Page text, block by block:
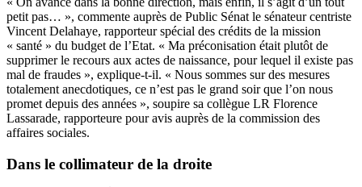
petit pas… », commente auprès de Public Sénat le sénateur centriste
Vincent Delahaye, rapporteur spécial des crédits de la mission
« santé » du budget de l’Etat. « Ma préconisation était plutôt de
supprimer le recours aux actes de naissance, pour lequel il existe pas
mal de fraudes », explique-t-il. « Nous sommes sur des mesures
totalement anecdotiques, ce n’est pas le grand soir que l’on nous
promet depuis des années », soupire sa collègue LR Florence
Lassarade, rapporteure pour avis auprès de la commission des
affaires sociales.
Dans le collimateur de la droite